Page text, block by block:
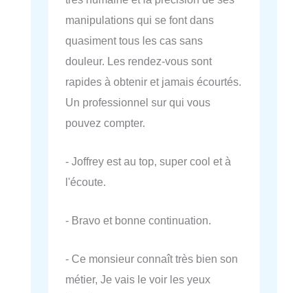
manipulations qui se font dans
quasiment tous les cas sans
douleur. Les rendez-vous sont
rapides à obtenir et jamais écourtés.
Un professionnel sur qui vous
pouvez compter.
- Joffrey est au top, super cool et à
l'écoute.
- Bravo et bonne continuation.
- Ce monsieur connaît très bien son
métier, Je vais le voir les yeux